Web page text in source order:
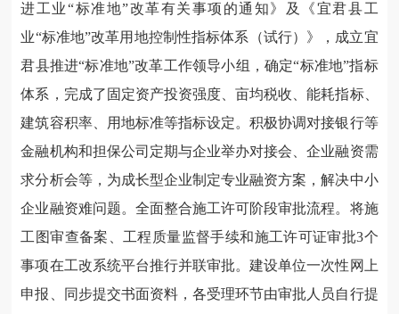
进工业“标准地”改革有关事项的通知》及《宜君县工
业“标准地”改革用地控制性指标体系（试行）》，成立宜
君县推进“标准地”改革工作领导小组，确定“标准地”指标
体系，完成了固定资产投资强度、亩均税收、能耗指标、
建筑容积率、用地标准等指标设定。积极协调对接银行等
金融机构和担保公司定期与企业举办对接会、企业融资需
求分析会等，为成长型企业制定专业融资方案，解决中小
企业融资难问题。全面整合施工许可阶段审批流程。将施
工图审查备案、工程质量监督手续和施工许可证审批3个
事项在工改系统平台推行并联审批。建设单位一次性网上
申报、同步提交书面资料，各受理环节由审批人员自行提